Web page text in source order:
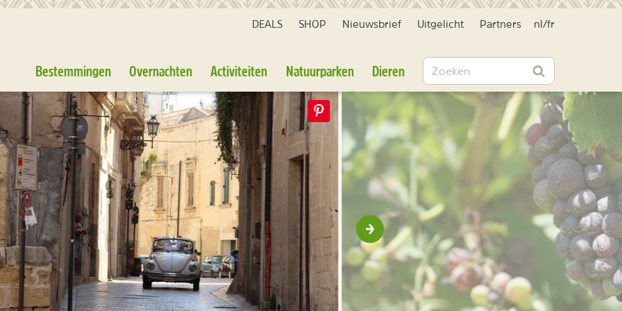
DEALS SHOP Nieuwsbrief Uitgelicht Partners nl /fr
Bestemmingen Overnachten Activiteiten Natuurparken Dieren Zoeken
Zoeken
Volgende